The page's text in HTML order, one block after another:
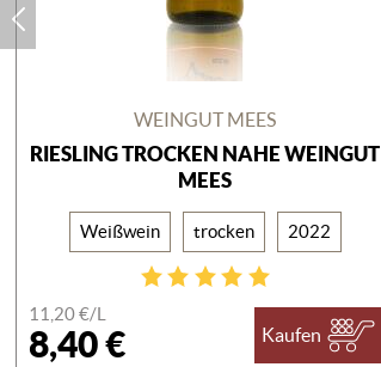
WEINGUT MEES
RIESLING TROCKEN NAHE WEINGUT
MEES
Weißwein trocken 2022
11,20 €/L
8,40 € Kaufen